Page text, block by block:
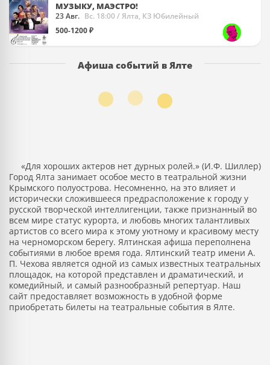
МУЗЫКУ, МАЭСТРО!
23 Авг. Вс. 18:00 / Ялта, КЗ Юбилейный
500-1200 ₽
Афиша событий в Ялте
«Для хороших актеров нет дурных ролей.» (И.Ф. Шиллер)
Город Ялта занимает особое место в театральной жизни
Крымского полуострова. Несомненно, на это влияет и
исторически сложившееся предрасположение к городу у
русской творческой интеллигенции, также признанный во
всем мире статус курорта, и любовь многих талантливых
артистов со всего мира к этому уютному и красивому месту
на черноморском берегу. Ялтинская афиша переполнена
событиями в любое время года. Ялтинский театр имени А.
П. Чехова является одной из самых известных театральных
площадок, на которой представлен и драматический, и
комедийный, и самый разнообразный репертуар. Наш
сайт предоставляет возможность в удобной форме
приобретать билеты на театральные события в Ялте.